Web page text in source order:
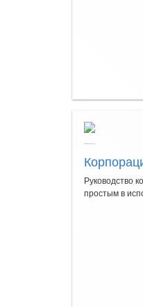
Руководство
простым в